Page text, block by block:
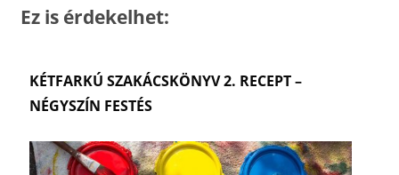
Ez is érdekelhet:
KÉTFARKÚ SZAKÁCSKÖNYV 2. RECEPT –
NÉGYSZÍN FESTÉS